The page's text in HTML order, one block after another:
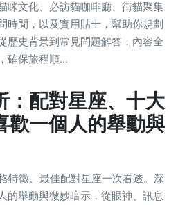
咪文化、必訪貓咖啡廳、街貓聚集
時間，以及實用貼士，幫助你規劃
歷史背景到常見問題解答，內容全
確保旅程順...
：配對星座、十大
歡一個人的舉動與
特徵、最佳配對星座一次看透。深
的舉動與微妙暗示，從眼神、訊息